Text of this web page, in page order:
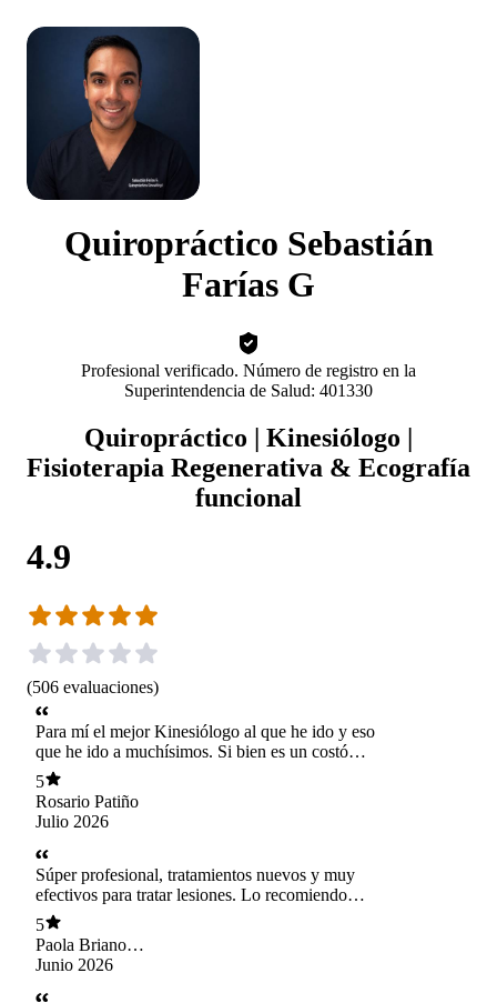
Quiropráctico Sebastián
Farías G
Profesional verificado. Número de registro en la
Superintendencia de Salud: 401330
Quiropráctico | Kinesiólogo |
Fisioterapia Regenerativa & Ecografía
funcional
4.9
(506 evaluaciones)
Para mí el mejor Kinesiólogo al que he ido y eso
que he ido a muchísimos. Si bien es un costó
más alto que lo que normalmente he pagado en
kinesiología, hice el esfuerzo porque sabía que
valdría la pena. Sebastián es súper amoroso,
súper abierto a explicarte todo. Además de que
se nota que sabe MUCHO. No es la típica
kinesiología de haz este ejercicio y me avisas
cuando termine. Él usa tecnología que yo por lo
menos nunca había visto y además siempre está
ahí. Me ha puesto una máquina donde solo
tengo que estar acostada e igual él está ahí
conmigo en el box. Te pregunta si vas bien, si
está todo bien. Y yo siempre había ido a
5
Rosario Patiño
Julio 2026
Súper profesional, tratamientos nuevos y muy
efectivos para tratar lesiones. Lo recomiendo
100%
5
Paola Briano
Larrondo
Junio 2026